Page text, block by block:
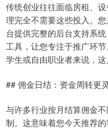
传统创业往往面临房租、
理完全不需要这些投入。
台提供完整的后台支持系
工具，让您专注于推广环
学生或自由职业者来说，这
## 佣金日结：资金周转更
与许多行业按月结算佣金
制。这意味着您今天推荐